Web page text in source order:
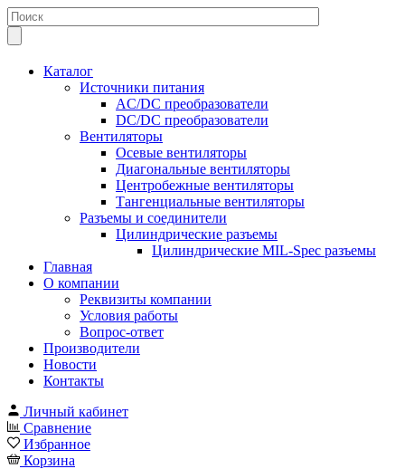
Каталог
Источники питания
AC/DC преобразователи
DC/DC преобразователи
Вентиляторы
Осевые вентиляторы
Диагональные вентиляторы
Центробежные вентиляторы
Тангенциальные вентиляторы
Разъемы и соединители
Цилиндрические разъемы
Цилиндрические MIL-Spec разъемы
Главная
О компании
Реквизиты компании
Условия работы
Вопрос-ответ
Производители
Новости
Контакты
Личный кабинет
Сравнение
Избранное
Корзина